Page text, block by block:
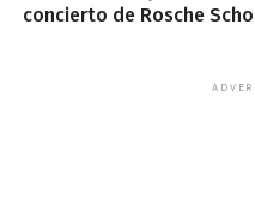
concierto de Rosche